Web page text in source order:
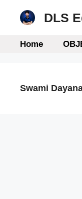
DLS
Home
Swami